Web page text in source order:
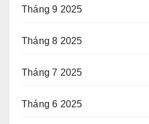
Tháng 9 2025
Tháng 8 2025
Tháng 7 2025
Tháng 6 2025